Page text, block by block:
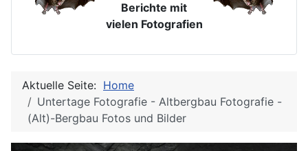
Berichte mit
vielen Fotografien
Aktuelle Seite: Home
Untertage Fotografie - Altbergbau Fotografie -
(Alt)-Bergbau Fotos und Bilder